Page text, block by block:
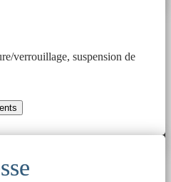
verrouillage, suspension de